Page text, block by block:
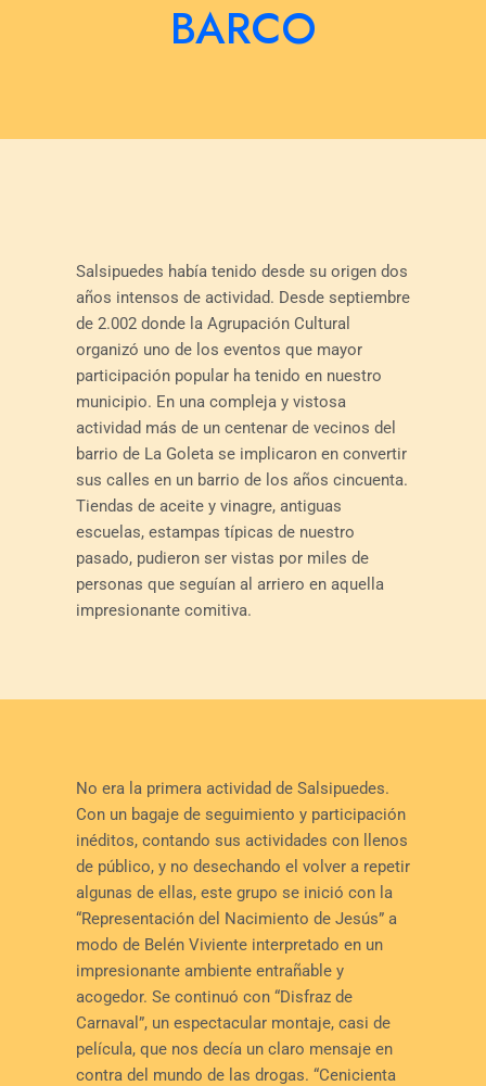
BARCO
Salsipuedes había tenido desde su origen dos
años intensos de actividad. Desde septiembre
de 2.002 donde la Agrupación Cultural
organizó uno de los eventos que mayor
participación popular ha tenido en nuestro
municipio. En una compleja y vistosa
actividad más de un centenar de vecinos del
barrio de La Goleta se implicaron en convertir
sus calles en un barrio de los años cincuenta.
Tiendas de aceite y vinagre, antiguas
escuelas, estampas típicas de nuestro
pasado, pudieron ser vistas por miles de
personas que seguían al arriero en aquella
impresionante comitiva.
No era la primera actividad de Salsipuedes.
Con un bagaje de seguimiento y participación
inéditos, contando sus actividades con llenos
de público, y no desechando el volver a repetir
algunas de ellas, este grupo se inició con la
“Representación del Nacimiento de Jesús” a
modo de Belén Viviente interpretado en un
impresionante ambiente entrañable y
acogedor. Se continuó con “Disfraz de
Carnaval”, un espectacular montaje, casi de
película, que nos decía un claro mensaje en
contra del mundo de las drogas. “Cenicienta